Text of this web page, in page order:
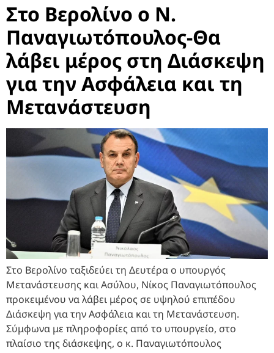
Στο Βερολίνο ο Ν.
Παναγιωτόπουλος-Θα
λάβει μέρος στη Διάσκεψη
για την Ασφάλεια και τη
Μετανάστευση
Στο Βερολίνο ταξιδεύει τη Δευτέρα ο υπουργός
Μετανάστευσης και Ασύλου, Νίκος Παναγιωτόπουλος
προκειμένου να λάβει μέρος σε υψηλού επιπέδου
Διάσκεψη για την Ασφάλεια και τη Μετανάστευση.
Σύμφωνα με πληροφορίες από το υπουργείο, στο
πλαίσιο της διάσκεψης, ο κ. Παναγιωτόπουλος